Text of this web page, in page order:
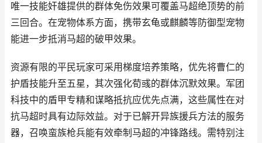
唯一技能奸雄提供的群体免伤效果可覆盖马超绝顶势的前
三回合。在宠物体系方面，携带玄龟或麒麟等防御型宠物
能进一步抵消马超的破甲效果。
资源有限的平民玩家可采用梯度培养策略，优先将曹仁的
护盾技能升至五星，其次强化荀彧的群体沉默效果。军团
科技中的盾甲专精和谋略抵抗应优先点满，这些属性在对
抗马超时具有边际效益。对于已解开异族援兵方法的服务
器，召唤蛮族枪兵能有效牵制马超的冲锋路线。需特别注